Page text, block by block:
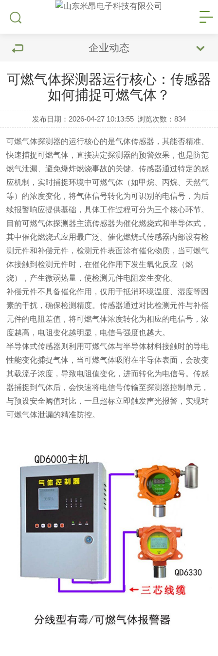
企业动态
可燃气体探测器运行核心：传感器
如何捕捉可燃气体？
发布日期：2026-04-27 10:13:55 浏览次数：834
可燃气体探测器的运行核心的是气体传感器，其能否精准、
快速捕捉可燃气体，直接决定探测器的预警效果，也是防范
燃气泄漏、避免爆炸燃烧事故的关键。传感器通过特定的感
应机制，实时捕捉环境中可燃气体（如甲烷、丙烷、天然气
等）的浓度变化，将气体信号转化为可识别的电信号，为后
续报警响应提供基础，具体工作过程可分为三个核心环节。
目前可燃气体探测器主流传感器为催化燃烧式和半导体式，
其中催化燃烧式应用最广泛。催化燃烧式传感器内部设有检
测元件和补偿元件，检测元件表面涂有催化物质，当可燃气
体接触到检测元件时，在催化作用下发生氧化反应（燃
烧），产生微弱热量，使检测元件电阻发生变化。
补偿元件不具备催化作用，仅用于抵消环境温度、湿度等因
素的干扰，确保检测精度。传感器通过对比检测元件与补偿
元件的电阻差值，将可燃气体浓度转化为相应的电信号，浓
度越高，电阻变化越明显，电信号强度也越大。
半导体式传感器则利用可燃气体与半导体材料接触时的导电
性能变化捕捉气体，当可燃气体吸附在半导体表面，会改变
其载流子浓度，导致电阻值变化，进而转化为电信号。传感
器捕捉到气体后，会快速将电信号传输至探测器控制单元，
与预设安全阈值对比，一旦超标立即触发声光报警，实现对
可燃气体泄漏的精准防控。